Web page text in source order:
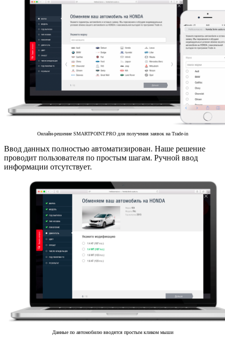
Онлайн-решение SMARTPOINT.PRO для получения заявок на Trade-in
Ввод данных полностью автоматизирован. Наше решение
проводит пользователя по простым шагам. Ручной ввод
информации отсутствует.
Данные по автомобилю вводятся простым кликом мыши